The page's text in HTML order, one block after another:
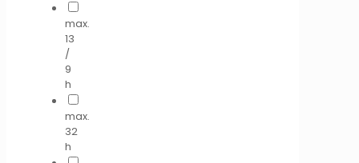
max.
13
/
9
h
max.
32
h